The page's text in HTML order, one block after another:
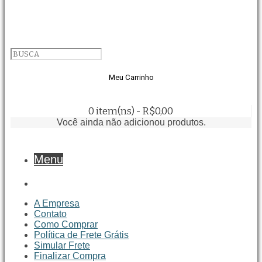
Meu Carrinho
0 item(ns) - R$0,00
Você ainda não adicionou produtos.
Menu
A Empresa
Contato
Como Comprar
Política de Frete Grátis
Simular Frete
Finalizar Compra